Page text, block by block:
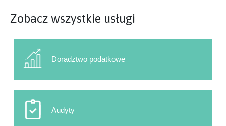
Zobacz wszystkie usługi
Doradztwo podatkowe
Audyty